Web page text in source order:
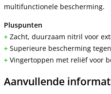
multifunctionele bescherming.
Pluspunten
+ Zacht, duurzaam nitril voor
+ Superieure bescherming
+ Vingertoppen met reliëf voor
Aanvullende